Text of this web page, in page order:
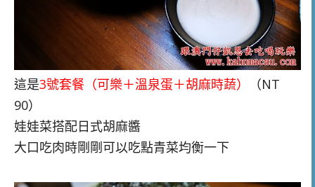
這是3號套餐（可樂＋溫泉蛋＋胡麻時蔬）
（NT
90）
娃娃菜搭配日式胡麻醬
大口吃肉時剛剛可以吃點青菜均衡一下